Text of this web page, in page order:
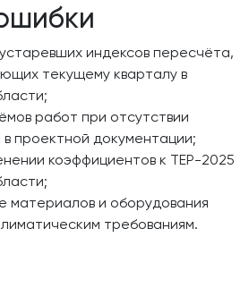
индексов пересчёта,
текущему кварталу в
работ при отсутствии
проектной документации;
коэффициентов к ТЕР-2025
материалов и оборудования
требованиям.